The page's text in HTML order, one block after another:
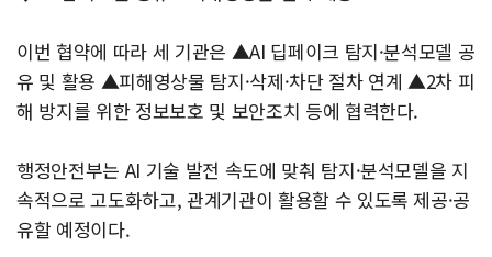
이번 협약에 따라 세 기관은 ▲AI 딥페이크 탐지·분석모델 공
유 및 활용 ▲피해영상물 탐지·삭제·차단 절차 연계 ▲2차 피
해 방지를 위한 정보보호 및 보안조치 등에 협력한다.
행정안전부는 AI 기술 발전 속도에 맞춰 탐지·분석모델을 지
속적으로 고도화하고, 관계기관이 활용할 수 있도록 제공·공
유할 예정이다.